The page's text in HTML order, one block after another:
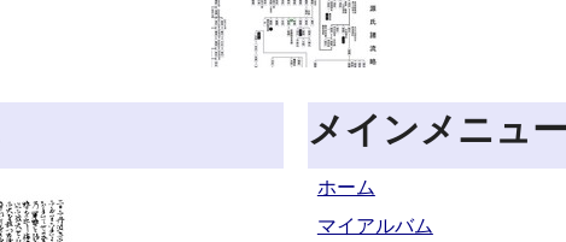
メインメニュ
ホーム
マイアルバム